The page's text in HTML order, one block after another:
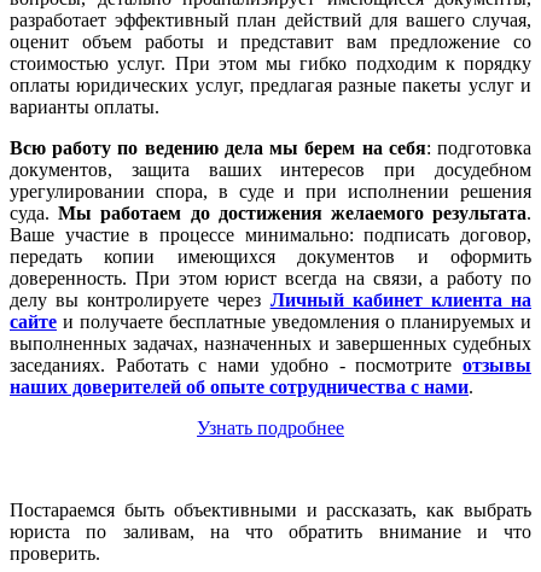
разработает эффективный план действий для вашего случая,
оценит объем работы и представит вам предложение со
стоимостью услуг. При этом мы гибко подходим к порядку
оплаты юридических услуг, предлагая разные пакеты услуг и
варианты оплаты.
Всю работу по ведению дела мы берем на себя: подготовка
документов, защита ваших интересов при досудебном
урегулировании спора, в суде и при исполнении решения
суда.Мы работаем до достижения желаемого результата.
Ваше участие в процессе минимально: подписать договор,
передать копии имеющихся документов и оформить
доверенность. При этом юрист всегда на связи, а работу по
делу вы контролируете через Личный кабинет клиента на
сайте и получаете бесплатные уведомления о планируемых и
выполненных задачах, назначенных и завершенных судебных
заседаниях. Работать с нами удобно - посмотрите отзывы
наших доверителей об опыте сотрудничества с нами.
Узнать подробнее
Постараемся быть объективными и рассказать, как выбрать
юриста по заливам, на что обратить внимание и что
проверить.